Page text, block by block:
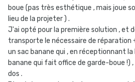
boue (pas très esthétique , mais joue
lieu de la projeter ) .
J'ai opté pour la première solution , et
transporte le nécessaire de
un sac banane qui , en réceptionnant
banane qui fait office de garde-boue !)
dos .